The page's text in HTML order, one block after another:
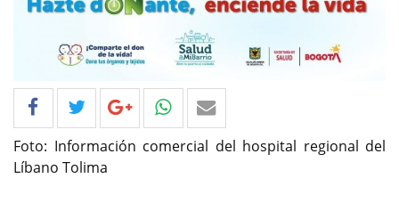
Foto: Información comercial del hospital regional del
Líbano Tolima